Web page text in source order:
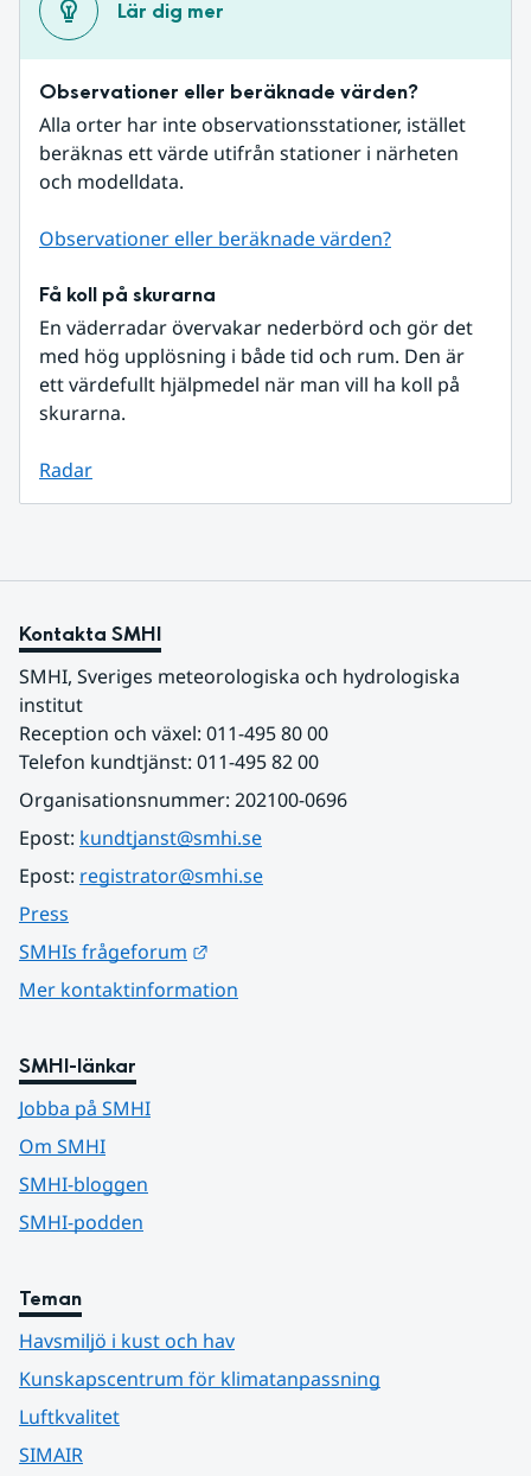
Lär dig mer
Observationer eller beräknade värden?
Alla orter har inte observationsstationer, istället
beräknas ett värde utifrån stationer i närheten
och modelldata.
Observationer eller beräknade värden?
Få koll på skurarna
En väderradar övervakar nederbörd och gör det
med hög upplösning i både tid och rum. Den är
ett värdefullt hjälpmedel när man vill ha koll på
skurarna.
Radar
Kontakta SMHI
SMHI, Sveriges meteorologiska och hydrologiska
institut
Reception och växel: 011-495 80 00
Telefon kundtjänst: 011-495 82 00
Organisationsnummer: 202100-0696
Epost: kundtjanst@smhi.se
Epost: registrator@smhi.se
Press
SMHIs frågeforum
Mer kontaktinformation
SMHI-länkar
Jobba på SMHI
Om SMHI
SMHI-bloggen
SMHI-podden
Teman
Havsmiljö i kust och hav
Kunskapscentrum för klimatanpassning
Luftkvalitet
SIMAIR